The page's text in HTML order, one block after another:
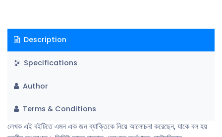
তাঁর জন্য। আহমদ ছফা এই অসাধারন মানুষটির সান্নিধ্যের স্বাদ কিছুটা হলেও আমাদের
কাছে পৌছে দিতে চেয়েছেন এই বইটির মধ্য দিয়ে। দুজন অসম বয়সী বন্ধুর টুকরো টুকরো
আলাপচারিতার স্মৃতিচারণ বলে একে মেনে নিতেও আমার আপত্তি নেই। আবদুর রাজ্জাক
স্যার বই পড়া প্রসঙ্গে খুব দারুন একটা কথা বলেছেন, “পড়ার কাজটি অইল অন্যরকম।
পড়ছেন, নিজের ভাষায় বইটা আবার লিখতে পারবেন কিনা। আপনের ভাষার জোর লেখকের
মনে আসল জিনিসটা রিপ্রোডিউস না করবার পারেন, ধইর‍্যা নিবেন , আপনের পড়া অয়
নাই।”
Description
Specifications
Author
Terms & Conditions
লেখক এই বইটিতে এমন এক জন ব্যাক্তিকে নিয়ে আলোচনা করেছেন, যাকে বল হয়